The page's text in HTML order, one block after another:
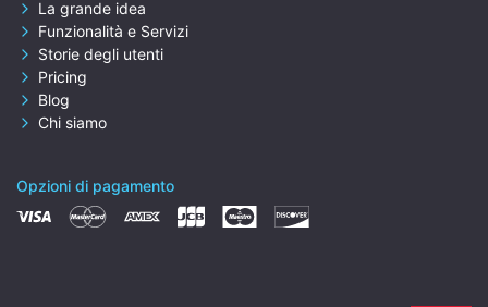
La grande idea
Funzionalità e Servizi
Storie degli utenti
Pricing
Blog
Chi siamo
Opzioni di pagamento